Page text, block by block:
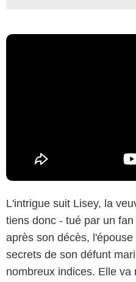
L'intrigue suit Lisey, la
tiens donc - tué par un
après son décès,
secrets de son défunt
nombreux indices. Elle